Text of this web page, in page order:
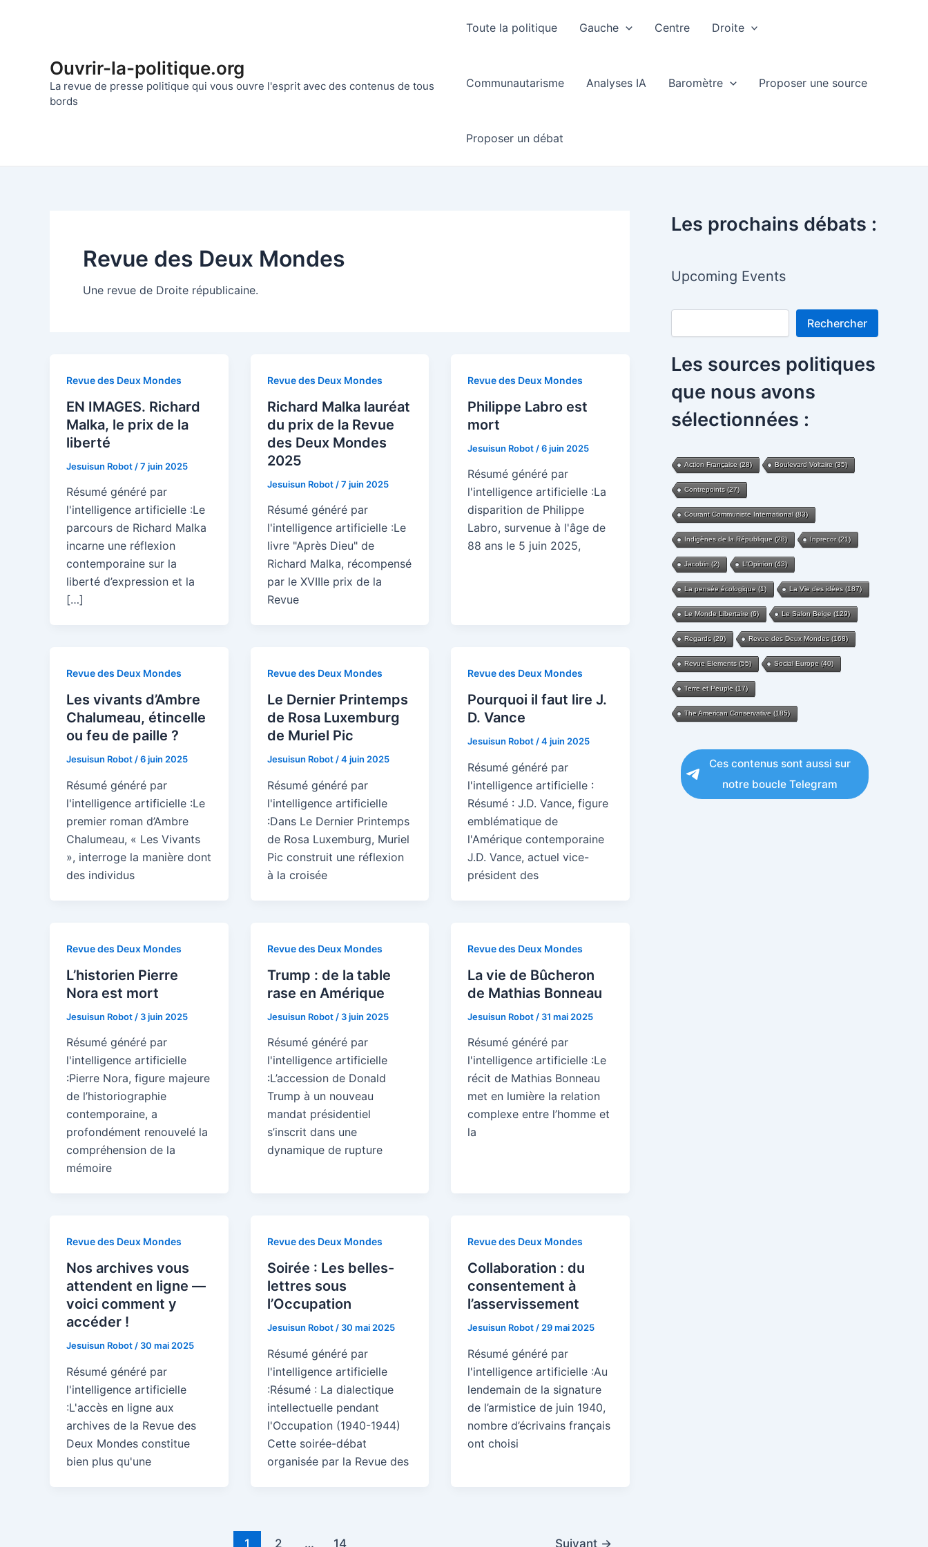
Ouvrir-la-politique.org
La revue de presse politique qui vous ouvre l'esprit avec des contenus de tous
bords
Toute la politique Gauche Centre Droite
Communautarisme Analyses IA Baromètre Proposer une source
Proposer un débat
Revue des Deux Mondes
Une revue de Droite républicaine.
Revue des Deux Mondes
EN IMAGES. Richard
Malka, le prix de la
liberté
Jesuisun Robot /7 juin 2025
Résumé généré par
l'intelligence artificielle :Le
parcours de Richard Malka
incarne une réflexion
contemporaine sur la
liberté d’expression et la
[…]
Revue des Deux Mondes
Richard Malka lauréat
du prix de la Revue
des Deux Mondes
2025
Jesuisun Robot /7 juin 2025
Résumé généré par
l'intelligence artificielle :Le
livre "Après Dieu" de
Richard Malka, récompensé
par le XVIIIe prix de la
Revue
Revue des Deux Mondes
Philippe Labro est
mort
Jesuisun Robot /6 juin 2025
Résumé généré par
l'intelligence artificielle :La
disparition de Philippe
Labro, survenue à l'âge de
88 ans le 5 juin 2025,
Revue des Deux Mondes
Les vivants d’Ambre
Chalumeau, étincelle
ou feu de paille ?
Jesuisun Robot /6 juin 2025
Résumé généré par
l'intelligence artificielle :Le
premier roman d’Ambre
Chalumeau, « Les Vivants
», interroge la manière dont
des individus
Revue des Deux Mondes
Le Dernier Printemps
de Rosa Luxemburg
de Muriel Pic
Jesuisun Robot /4 juin 2025
Résumé généré par
l'intelligence artificielle
:Dans Le Dernier Printemps
de Rosa Luxemburg, Muriel
Pic construit une réflexion
à la croisée
Revue des Deux Mondes
Pourquoi il faut lire J.
D. Vance
Jesuisun Robot /4 juin 2025
Résumé généré par
l'intelligence artificielle :
Résumé : J.D. Vance, figure
emblématique de
l'Amérique contemporaine
J.D. Vance, actuel vice-
président des
Revue des Deux Mondes
L’historien Pierre
Nora est mort
Jesuisun Robot / 3 juin 2025
Résumé généré par
l'intelligence artificielle
:Pierre Nora, figure majeure
de l’historiographie
contemporaine, a
profondément renouvelé la
compréhension de la
mémoire
Revue des Deux Mondes
Trump : de la table
rase en Amérique
Jesuisun Robot / 3 juin 2025
Résumé généré par
l'intelligence artificielle
:L’accession de Donald
Trump à un nouveau
mandat présidentiel
s’inscrit dans une
dynamique de rupture
Revue des Deux Mondes
La vie de Bûcheron
de Mathias Bonneau
Jesuisun Robot / 31 mai 2025
Résumé généré par
l'intelligence artificielle :Le
récit de Mathias Bonneau
met en lumière la relation
complexe entre l’homme et
la
Revue des Deux Mondes
Nos archives vous
attendent en ligne —
voici comment y
accéder !
Jesuisun Robot / 30 mai 2025
Résumé généré par
l'intelligence artificielle
:L'accès en ligne aux
archives de la Revue des
Deux Mondes constitue
bien plus qu'une
Revue des Deux Mondes
Soirée : Les belles-
lettres sous
l’Occupation
Jesuisun Robot / 30 mai 2025
Résumé généré par
l'intelligence artificielle
:Résumé : La dialectique
intellectuelle pendant
l'Occupation (1940-1944)
Cette soirée-débat
organisée par la Revue des
Revue des Deux Mondes
Collaboration : du
consentement à
l’asservissement
Jesuisun Robot / 29 mai 2025
Résumé généré par
l'intelligence artificielle :Au
lendemain de la signature
de l’armistice de juin 1940,
nombre d’écrivains français
ont choisi
1 2 … 14 Suivant →
Les prochains débats :
Upcoming Events
Rechercher
Rechercher
Les sources politiques
que nous avons
sélectionnées :
Action Française (28) Boulevard Voltaire (35)
Contrepoints(27)
Courant Communiste International(83)
Indigènes de la République (28) Inprecor(21)
Jacobin (2) L'Opinion (43)
La pensée écologique (1) La Vie des idées(187)
Le Monde Libertaire (6) Le Salon Beige (129)
Regards(29) Revue des Deux Mondes(168)
Revue Elements(55) Social Europe (40)
Terre et Peuple (17)
The American Conservative (185)
Ces contenus sont aussi sur
notre boucle Telegram